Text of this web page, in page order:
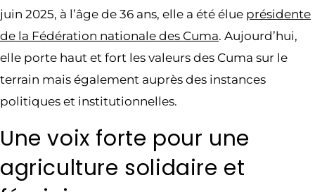
juin 2025, à l’âge de 36 ans, elle a été élue présidente
de la Fédération nationale des Cuma. Aujourd’hui,
elle porte haut et fort les valeurs des Cuma sur le
terrain mais également auprès des instances
politiques et institutionnelles.
Une voix forte pour une
agriculture solidaire et